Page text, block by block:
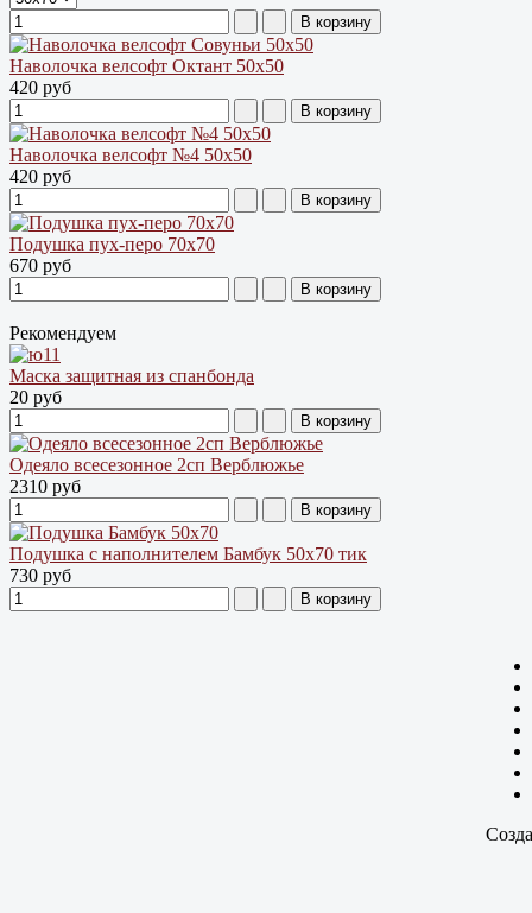
Наволочка велсофт Октант 50х50
420 руб
Наволочка велсофт №4 50х50
420 руб
Подушка пух-перо 70х70
670 руб
Рекомендуем
Маска защитная из спанбонда
20 руб
Одеяло всесезонное 2сп Верблюжье
2310 руб
Подушка с наполнителем Бамбук 50х70 тик
730 руб